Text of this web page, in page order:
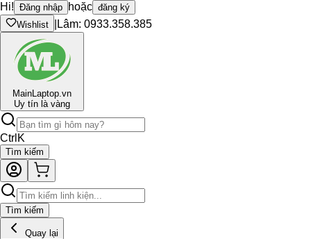
Hi! Đăng nhập hoặc đăng ký
Wishlist
Lâm: 0933.358.385
MainLaptop.vn
Uy tín là vàng
Ctrl K
Tìm kiếm
Tìm kiếm
Quay lại